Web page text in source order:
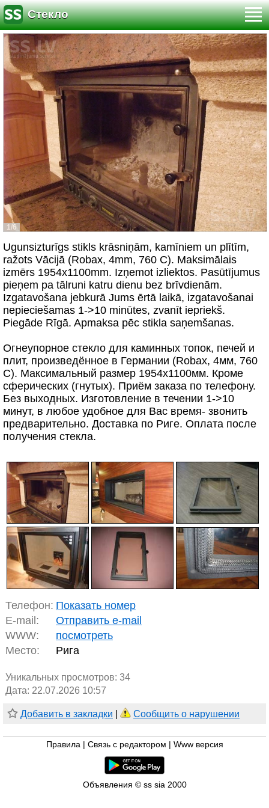
Стекло
1/6
Ugunsizturīgs stikls krāsniņām, kamīniem un plītīm,
ražots Vācijā (Robax, 4mm, 760 C). Maksimālais
izmērs 1954х1100mm. Izņemot izliektos. Pasūtījumus
pieņem pa tālruni katru dienu bez brīvdienām.
Izgatavošana jebkurā Jums ērtā laikā, izgatavošanai
nepieciešamas 1->10 minūtes, zvanīt iepriekš.
Piegāde Rīgā. Apmaksa pēc stikla saņemšanas.
Огнеупорное стекло для каминных топок, печей и
плит, произведённое в Германии (Robax, 4мм, 760
C). Максимальный размер 1954х1100мм. Кроме
сферических (гнутых). Приём заказа по телефону.
Без выходных. Изготовление в течении 1->10
минут, в любое удобное для Вас время- звонить
предварительно. Доставка по Риге. Оплата после
получения стекла.
Телефон: Показать номер
E-mail:
Отправить e-mail
WWW:
посмотреть
Место:
Рига
Уникальных просмотров: 34
Дата: 22.07.2026 10:57
Добавить в закладки Сообщить о нарушении
Правила Связь с редактором Www версия
Объявления © ss sia 2000